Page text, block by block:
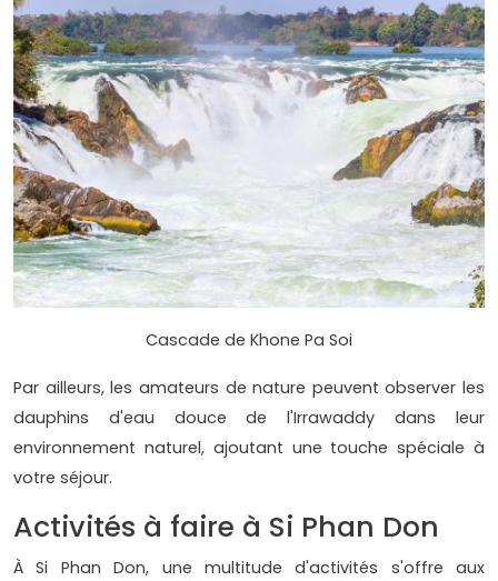
Cascade de Khone Pa Soi
Par ailleurs, les amateurs de nature peuvent observer les
dauphins d'eau douce de l'Irrawaddy dans leur
environnement naturel, ajoutant une touche spéciale à
votre séjour.
Activités à faire à Si Phan Don
À Si Phan Don, une multitude d'activités s'offre aux